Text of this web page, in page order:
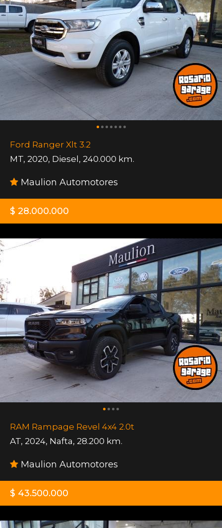
Ford Ranger Xlt 3.2
MT, 2020, Diesel, 240.000 km.
Maulion Automotores
$ 28.000.000
RAM Rampage Revel 4x4 2.0t
AT, 2024, Nafta, 28.200 km.
Maulion Automotores
$ 43.500.000